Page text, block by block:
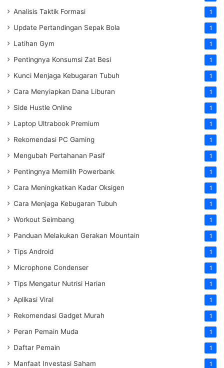
Analisis Taktik Formasi 1
Update Pertandingan Sepak Bola 1
Latihan Gym 1
Pentingnya Konsumsi Zat Besi 1
Kunci Menjaga Kebugaran Tubuh 1
Cara Menyiapkan Dana Liburan 1
Side Hustle Online 1
Laptop Ultrabook Premium 1
Rekomendasi PC Gaming 1
Mengubah Pertahanan Pasif 1
Pentingnya Memilih Powerbank 1
Cara Meningkatkan Kadar Oksigen 1
Cara Menjaga Kebugaran Tubuh 1
Workout Seimbang 1
Panduan Melakukan Gerakan Mountain 1
Tips Android 1
Microphone Condenser 1
Tips Mengatur Nutrisi Harian 1
Aplikasi Viral 1
Rekomendasi Gadget Murah 1
Peran Pemain Muda 1
Daftar Pemain 1
Manfaat Investasi Saham 1